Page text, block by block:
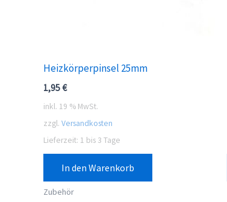
Heizkörperpinsel 25mm
1,95€
inkl. 19 % MwSt.
zzgl. Versandkosten
Lieferzeit: 1 bis 3 Tage
In den Warenkorb
Zubehör